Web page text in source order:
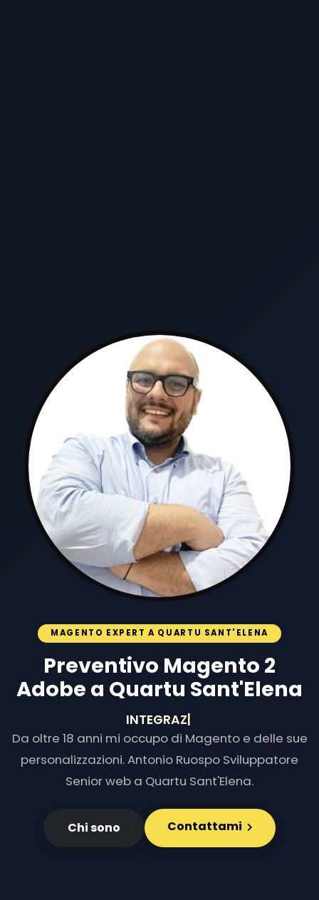
MAGENTO EXPERT A QUARTU SANT'ELENA
Preventivo Magento 2
Adobe a Quartu Sant'Elena
INTEGRAZIONI E
Da oltre 18 anni mi occupo di Magento e delle sue
personalizzazioni. Antonio Ruospo Sviluppatore
Senior web a Quartu Sant'Elena.
Chi sono Contattami